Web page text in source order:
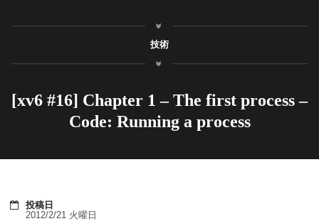
技術
[xv6 #16] Chapter 1 – The first process –
Code: Running a process
投稿日
2012/2/21 火曜日